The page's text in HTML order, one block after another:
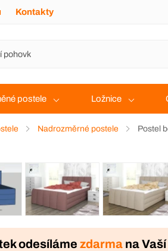
Kontakty
postele Ložnice
Nadrozměrné postele Postel
odesílámezdarma na